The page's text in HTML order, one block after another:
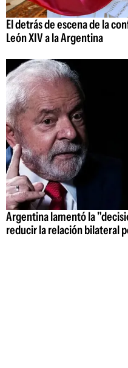
El detrás de escena de la
León XIV a la Argentina
Argentina lamentó la
reducir la relación bilateral